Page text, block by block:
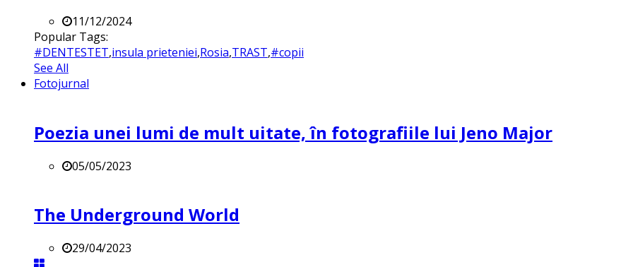
11/12/2024
Popular Tags:
#DENTESTET,insula prieteniei,Rosia,TRAST,#copii
See All
Fotojurnal
Poezia unei lumi de mult uitate, în fotografiile lui Jeno Major
05/05/2023
The Underground World
29/04/2023